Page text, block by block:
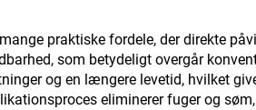
af
olietanke,
transport-
faciliteter
praktiske fordele, der direkte
som betydeligt overgår
og en længere levetid, hvilket
eliminerer fuger og